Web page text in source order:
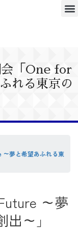
会「One for
れる東京の
夢と希望あふれる東
～夢
～」